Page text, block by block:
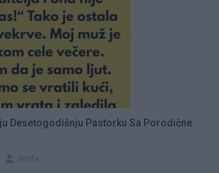
Desetogodišnju Pastorku Sa Porodične